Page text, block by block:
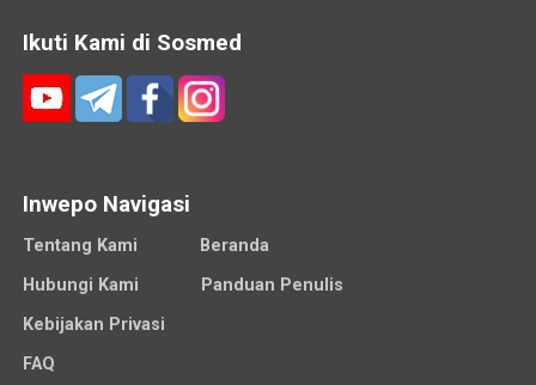
Ikuti Kami di Sosmed
Inwepo Navigasi
Tentang Kami
Beranda
Hubungi Kami
Panduan Penulis
Kebijakan Privasi
FAQ